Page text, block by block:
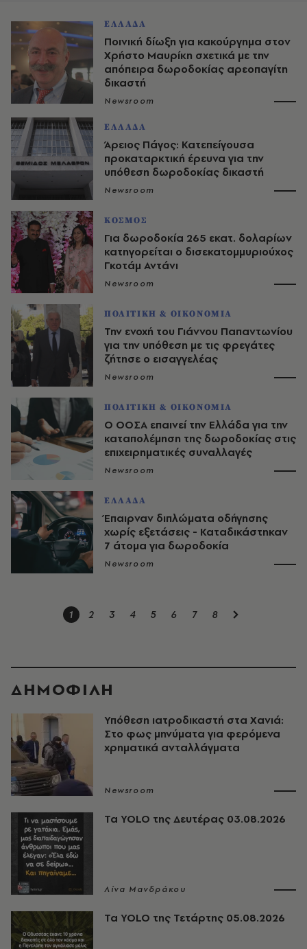
ΕΛΛΑΔΑ
Ποινική δίωξη για κακούργημα στον
Χρήστο Μαυρίκη σχετικά με την
απόπειρα δωροδοκίας αρεοπαγίτη
δικαστή
Newsroom
ΕΛΛΑΔΑ
Άρειος Πάγος: Κατεπείγουσα
προκαταρκτική έρευνα για την
υπόθεση δωροδοκίας δικαστή
Newsroom
ΚΟΣΜΟΣ
Για δωροδοκία 265 εκατ. δολαρίων
κατηγορείται ο δισεκατομμυριούχος
Γκοτάμ Αντάνι
Newsroom
ΠΟΛΙΤΙΚΗ & ΟΙΚΟΝΟΜΙΑ
Την ενοχή του Γιάννου Παπαντωνίου
για την υπόθεση με τις φρεγάτες
ζήτησε ο εισαγγελέας
Newsroom
ΠΟΛΙΤΙΚΗ & ΟΙΚΟΝΟΜΙΑ
Ο ΟΟΣΑ επαινεί την Ελλάδα για την
καταπολέμηση της δωροδοκίας στις
επιχειρηματικές συναλλαγές
Newsroom
ΕΛΛΑΔΑ
Έπαιρναν διπλώματα οδήγησης
χωρίς εξετάσεις - Καταδικάστηκαν
7 άτομα για δωροδοκία
Newsroom
1 2 3 4 5 6 7 8
ΔΗΜΟΦΙΛΗ
Υπόθεση ιατροδικαστή στα Χανιά:
Στο φως μηνύματα για φερόμενα
χρηματικά ανταλλάγματα
Newsroom
Τα YOLO της Δευτέρας 03.08.2026
Λίνα Μανδράκου
Τα YOLO της Τετάρτης 05.08.2026